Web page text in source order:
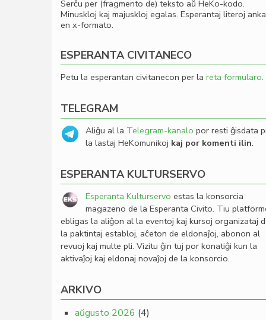
Serĉu per (fragmento de) teksto aŭ HeKo-kodo.
Minuskloj kaj majuskloj egalas. Esperantaj literoj
en x-formato.
ESPERANTA CIVITANECO
Petu la esperantan civitanecon per la reta formularo.
TELEGRAM
Aliĝu al la Telegram-kanalo por resti ĝisdata
la lastaj HeKomunikoj kaj por komenti ilin.
ESPERANTA KULTURSERVO
Esperanta Kulturservo estas la konsorcia
magazeno de la Esperanta Civito. Tiu
ebligas la aliĝon al la eventoj kaj kursoj organizataj
la paktintaj establoj, aĉeton de eldonaĵoj, abonon al
revuoj kaj multe pli. Vizitu ĝin tuj por konatiĝi kun la
aktivaĵoj kaj eldonaj novaĵoj de la konsorcio.
ARKIVO
aŭgusto 2026 (4)